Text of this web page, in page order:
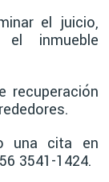
el juicio,
inmueble
recuperación
una cita en
3541-1424.